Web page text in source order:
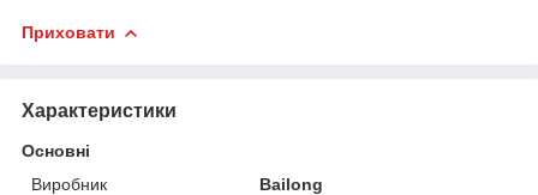
Приховати
Характеристики
Основні
Виробник
Bailong